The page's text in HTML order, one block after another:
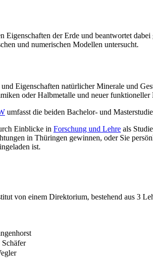
Eigenschaften der Erde und beantwortet
und numerischen Modellen untersucht.
Eigenschaften natürlicher Minerale und
oder Halbmetalle und neuer
umfasst die beiden Bachelor- und
Einblicke in Forschung und Lehre als
in Thüringen gewinnen, oder Sie
ist.
von einem Direktorium, bestehend aus 3